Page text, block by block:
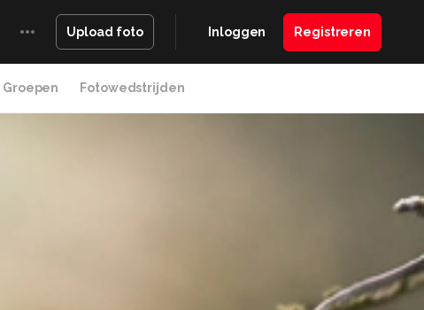
Upload foto Inloggen Registreren
Groepen Fotowedstrijden